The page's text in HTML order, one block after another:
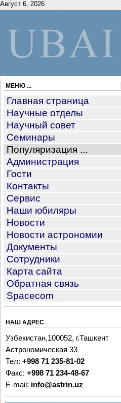
Август 6, 2026
МЕНЮ ...
Главная страница
Научные отделы
Научный совет
Семинары
Популяризация ...
Администрация
Гости
Контакты
Сервис
Наши юбиляры
Новости
Новости астрономии
Документы
Сотрудники
Карта сайта
Обратная связь
Spacecom
НАШ АДРЕС
Узбекистан,100052, г.Ташкент
Астрономическая 33
Тел: +998 71 235-81-02
Факс: +998 71 234-48-67
E-mail: info@astrin.uz